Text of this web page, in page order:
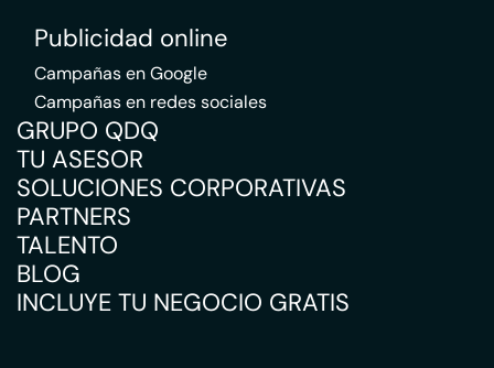
Publicidad online
Campañas en Google
Campañas en redes sociales
GRUPO QDQ
TU ASESOR
SOLUCIONES CORPORATIVAS
PARTNERS
TALENTO
BLOG
INCLUYE TU NEGOCIO GRATIS